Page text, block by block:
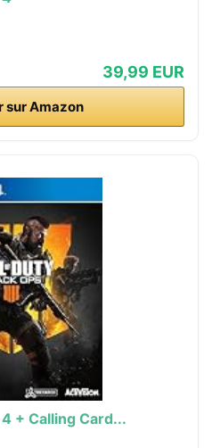
39,99 EUR
sur Amazon
+ Calling Card...